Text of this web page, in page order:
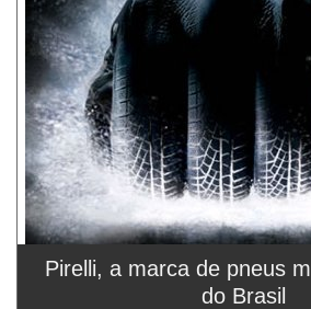
Pirelli, a marca de pneus
do Brasil